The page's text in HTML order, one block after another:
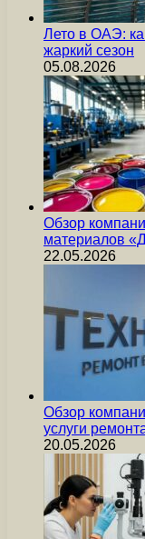
Лето в ОАЭ:
жаркий сезон
05.08.2026
Обзор
материалов
22.05.2026
Обзор
услуги
20.05.2026